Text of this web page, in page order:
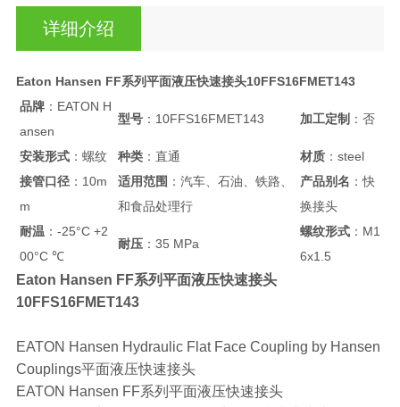
详细介绍
Eaton Hansen FF系列平面液压快速接头10FFS16FMET143
品牌：EATON H
ansen
型号：10FFS16FMET143 加工定制：否
安装形式：螺纹 种类：直通 材质：steel
接管口径：10m
m
适用范围 ：汽车、石油、铁路、
和食品处理行
产品别名 ：快
换接头
耐温 ：-25°C +2
00°C ℃
耐压：35 MPa
螺纹形式：M1
6x1.5
Eaton Hansen FF系列平面液压快速接头
10FFS16FMET143
EATON Hansen Hydraulic Flat Face Coupling by Hansen
Couplings平面液压快速接头
EATON Hansen FF系列平面液压快速接头